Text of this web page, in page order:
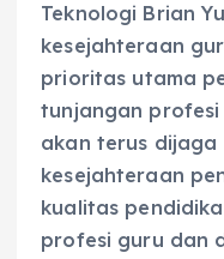
Teknologi Brian
kesejahteraan
prioritas utama
tunjangan
akan terus dijaga
kesejahteraan
kualitas
profesi guru dan